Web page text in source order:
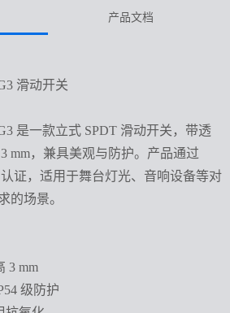
产品文档
滑动开关
是一款立式 SPDT 滑动开关，带透
mm，兼具美观与防护。产品通过
证，适用于舞台灯光、音响设备等对
的场景。
3 mm
级防护